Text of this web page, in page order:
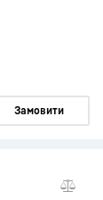
Замовити